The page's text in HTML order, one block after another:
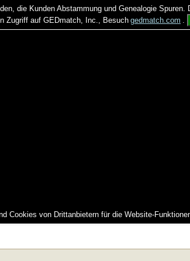
die Kunden Abstammung und Genealogie
Zugriff auf GEDmatch, Inc., Besuch gedmatch.com .
Cookies von Drittanbietern für die Website-